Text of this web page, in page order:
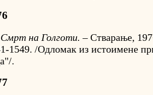
Смрт на Голготи. –Стварање,
1549. /Одломак из истоимене
.